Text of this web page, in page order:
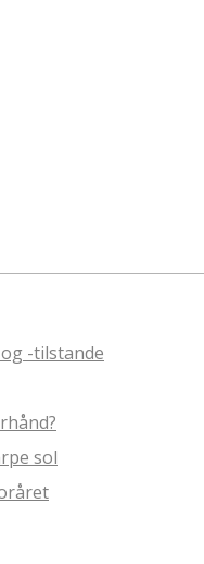
-tilstande
sol